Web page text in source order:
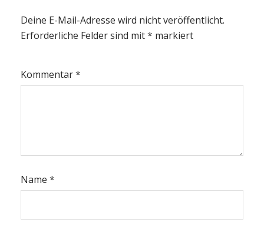
Deine E-Mail-Adresse wird nicht veröffentlicht.
Erforderliche Felder sind mit* markiert
Kommentar*
Name *